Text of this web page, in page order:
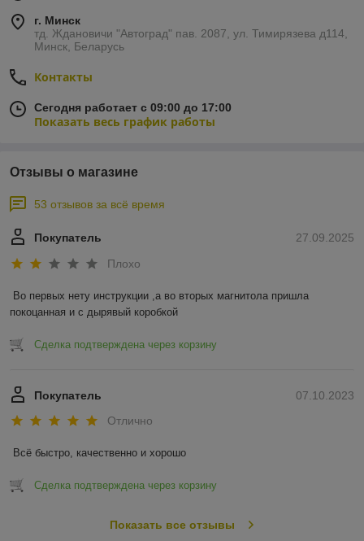
г. Минск
тд. Ждановичи "Автоград" пав. 2087, ул. Тимирязева д114,
Минск, Беларусь
Контакты
Сегодня работает с 09:00 до 17:00
Показать весь график работы
Отзывы о магазине
53 отзывов за всё время
27.09.2025
Покупатель
Плохо
Во первых нету инструкции ,а во вторых магнитола пришла
покоцанная и с дырявый коробкой
Сделка подтверждена через корзину
07.10.2023
Покупатель
Отлично
Всё быстро, качественно и хорошо
Сделка подтверждена через корзину
Показать все отзывы